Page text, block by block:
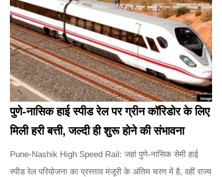
पुणे-नासिक हाई स्पीड रेल पर ग्रीन कॉरिडोर के लिए
मिली हरी बत्ती, जल्दी ही शुरू होने की संभावना
Pune-Nashik High Speed ​​Rail: जहां पुणे-नासिक सेमी हाई
स्पीड रेल परियोजना का प्रस्ताव मंजूरी के अंतिम चरण में है, वहीं राज्य